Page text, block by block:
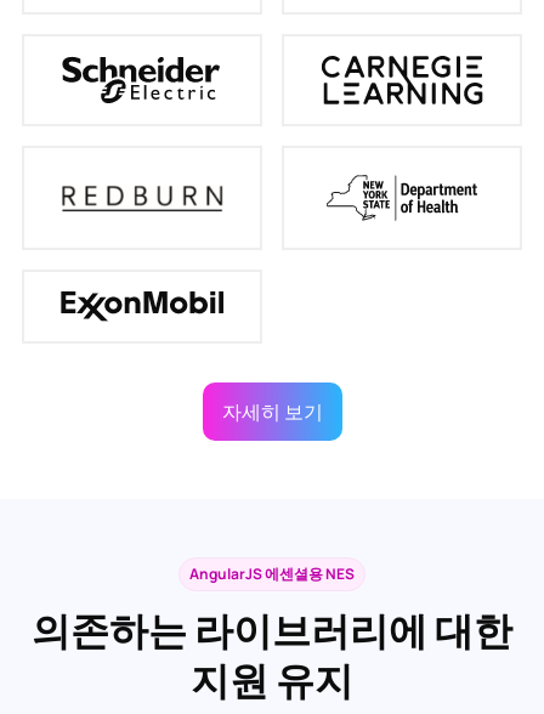
자세히 보기
AngularJS 에센셜용 NES
의존하는 라이브러리에 대한
지원 유지